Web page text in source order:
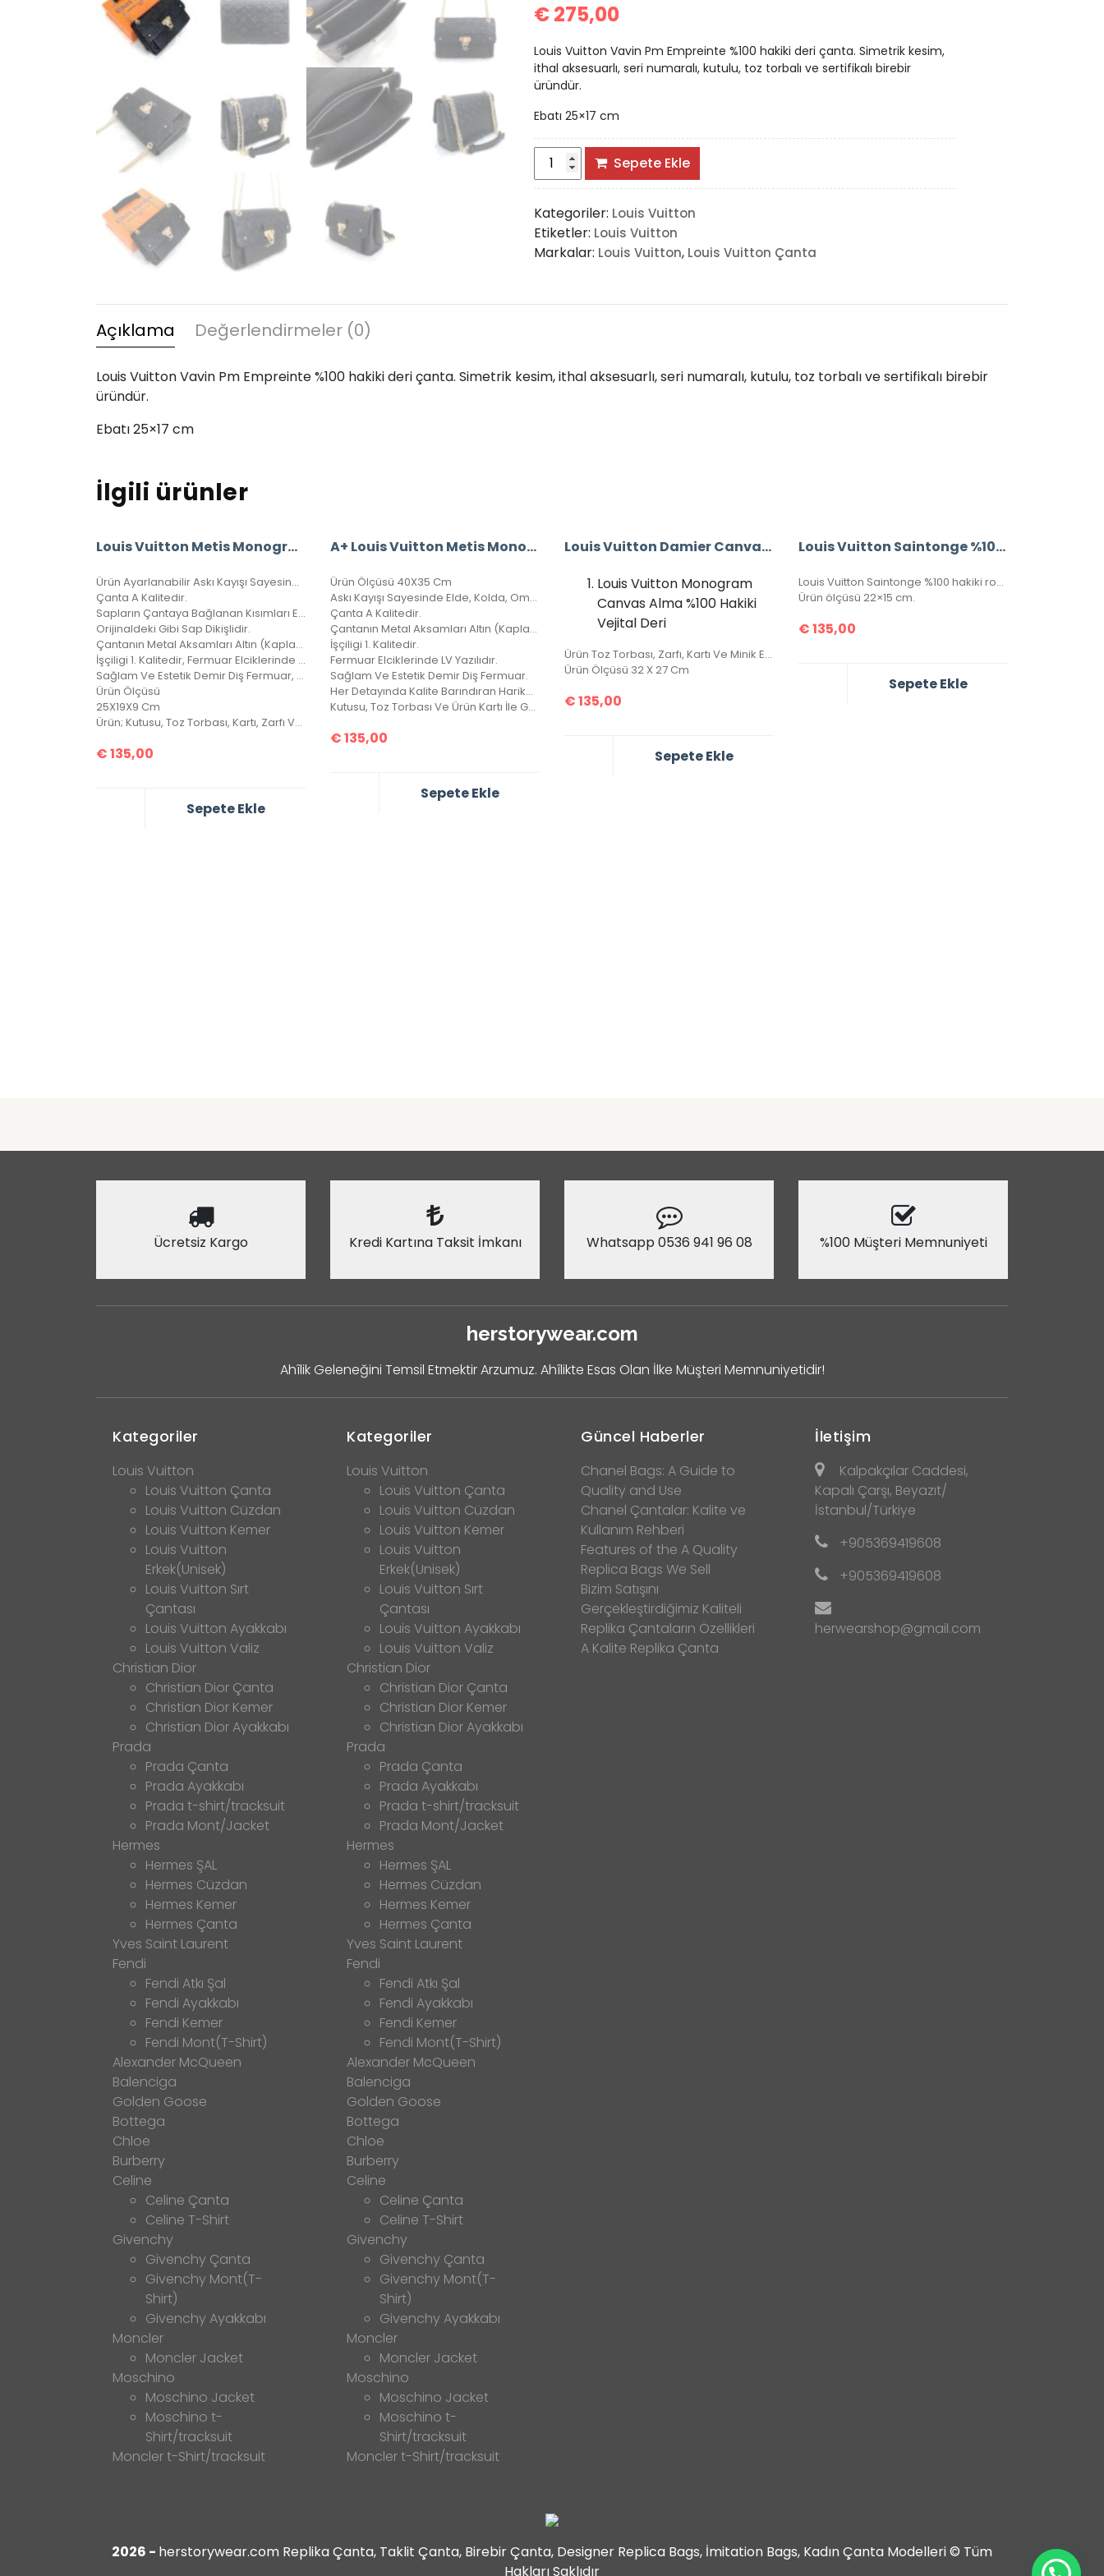
€275,00
Louis Vuitton Vavin Pm Empreinte %100 hakiki deri çanta. Simetrik kesim,
ithal aksesuarlı, seri numaralı, kutulu, toz torbalı ve sertifikalı birebir
üründür.
Ebatı 25×17 cm
Louis
Vuitton
Vavin
Pm
Empreinte
adet
Sepete Ekle
Kategoriler: Louis Vuitton
Etiketler: Louis Vuitton
Markalar: Louis Vuitton, Louis Vuitton Çanta
Açıklama Değerlendirmeler (0)
Louis Vuitton Vavin Pm Empreinte %100 hakiki deri çanta. Simetrik kesim, ithal aksesuarlı, seri numaralı, kutulu, toz torbalı ve sertifikalı birebir
üründür.
Ebatı 25×17 cm
İlgili ürünler
Louis Vuitton Metis Monogram Canvas
Ürün Ayarlanabilir Askı Kayışı Sayesinde İster Elde-Kolda İster Omuzda Çarpraz Ve Düz Taşınabilir.
Çanta A Kalitedir.
Sapların Çantaya Bağlanan Kısımları El Örgüsü Dikişlidir.
Orijinaldeki Gibi Sap Dikişlidir.
Çantanın Metal Aksamları Altın (Kaplama) Diye Tabir Edilen Altın Banyodur, Yıllarca Kararma Yapmaz.
İşçiligi 1. Kalitedir, Fermuar Elciklerinde LV Yazılıdır.
Sağlam Ve Estetik Demir Diş Fermuar, Her Detayında Kalite Barındıran Harika Bir Çanta, 4 Mevsim Kullanılabilir.
Ürün Ölçüsü
25X19X9 Cm
Ürün; Kutusu, Toz Torbası, Kartı, Zarfı Ve Minik El Kitapçığı İle Birlikte Gönderilecektir.
€135,00
Sepete Ekle
A+ Louis Vuitton Metis Monogram Hobo Shoulder Bag CRL327
Ürün Ölçüsü 40X35 Cm
Askı Kayışı Sayesinde Elde, Kolda, Omuzda Çarpraz Ve Düz Taşınabilir.
Çanta A Kalitedir.
Çantanın Metal Aksamları Altın (Kaplama) Diye Tabir Edilen Altın Banyodur, Yıllarca Kararma Yapmaz.
İşçiligi 1. Kalitedir.
Fermuar Elciklerinde LV Yazılıdır.
Sağlam Ve Estetik Demir Diş Fermuar.
Her Detayında Kalite Barındıran Harika Bir Çanta, 4 Mevsim Kullanılabilir.
Kutusu, Toz Torbası Ve Ürün Kartı İle Gönderilir. Vejital Deridir.
€135,00
Sepete Ekle
Louis Vuitton Damier Canvas Alma %100 Hakiki Vejital Deri (CRL 674)
Louis Vuitton Monogram
Canvas Alma %100 Hakiki
Vejital Deri
Ürün Toz Torbası, Zarfı, Kartı Ve Minik El Kitapçığı İle Birlikte Gönderilecektir.
Ürün Ölçüsü 32 X 27 Cm
€135,00
Sepete Ekle
Louis Vuitton Saintonge %100 Hakiki Roys Deri,
Louis Vuitton Saintonge %100 hakiki roys deri, ithal aksesuar takımı, ithal kumaş, simetrik kesim, seri numaralı, kutulu, toz torbalı ve sertifikalı olarak gönderilecektir.
Ürün ölçüsü 22×15 cm.
€135,00
Sepete Ekle
Ücretsiz Kargo Kredi Kartına Taksit İmkanı Whatsapp 0536 941 96 08 %100 Müşteri Memnuniyeti
herstorywear.com
Ahîlik Geleneğini Temsil Etmektir Arzumuz. Ahîlikte Esas Olan İlke Müşteri Memnuniyetidir!
Kategoriler
Louis Vuitton
Louis Vuitton Çanta
Louis Vuitton Cüzdan
Louis Vuitton Kemer
Louis Vuitton
Erkek(Unisek)
Louis Vuitton Sırt
Çantası
Louis Vuitton Ayakkabı
Louis Vuitton Valiz
Christian Dior
Christian Dior Çanta
Christian Dior Kemer
Christian Dior Ayakkabı
Prada
Prada Çanta
Prada Ayakkabı
Prada t-shirt/tracksuit
Prada Mont/Jacket
Hermes
Hermes ŞAL
Hermes Cüzdan
Hermes Kemer
Hermes Çanta
Yves Saint Laurent
Fendi
Fendi Atkı Şal
Fendi Ayakkabı
Fendi Kemer
Fendi Mont(T-Shirt)
Alexander McQueen
Balenciga
Golden Goose
Bottega
Chloe
Burberry
Celine
Celine Çanta
Celine T-Shirt
Givenchy
Givenchy Çanta
Givenchy Mont(T-
Shirt)
Givenchy Ayakkabı
Moncler
Moncler Jacket
Moschino
Moschino Jacket
Moschino t-
Shirt/tracksuit
Moncler t-Shirt/tracksuit
Kategoriler
Louis Vuitton
Louis Vuitton Çanta
Louis Vuitton Cüzdan
Louis Vuitton Kemer
Louis Vuitton
Erkek(Unisek)
Louis Vuitton Sırt
Çantası
Louis Vuitton Ayakkabı
Louis Vuitton Valiz
Christian Dior
Christian Dior Çanta
Christian Dior Kemer
Christian Dior Ayakkabı
Prada
Prada Çanta
Prada Ayakkabı
Prada t-shirt/tracksuit
Prada Mont/Jacket
Hermes
Hermes ŞAL
Hermes Cüzdan
Hermes Kemer
Hermes Çanta
Yves Saint Laurent
Fendi
Fendi Atkı Şal
Fendi Ayakkabı
Fendi Kemer
Fendi Mont(T-Shirt)
Alexander McQueen
Balenciga
Golden Goose
Bottega
Chloe
Burberry
Celine
Celine Çanta
Celine T-Shirt
Givenchy
Givenchy Çanta
Givenchy Mont(T-
Shirt)
Givenchy Ayakkabı
Moncler
Moncler Jacket
Moschino
Moschino Jacket
Moschino t-
Shirt/tracksuit
Moncler t-Shirt/tracksuit
Güncel Haberler
Chanel Bags: A Guide to
Quality and Use
Chanel Çantalar: Kalite ve
Kullanım Rehberi
Features of the A Quality
Replica Bags We Sell
Bizim Satışını
Gerçekleştirdiğimiz Kaliteli
Replika Çantaların Özellikleri
A Kalite Replika Çanta
İletişim
Kalpakçılar Caddesi,
Kapalı Çarşı, Beyazıt/
İstanbul/Türkiye
+905369419608
+905369419608
herwearshop@gmail.com
2026 - herstorywear.com Replika Çanta, Taklit Çanta, Birebir Çanta, Designer Replica Bags, İmitation Bags, Kadın Çanta Modelleri © Tüm
Hakları Saklıdır